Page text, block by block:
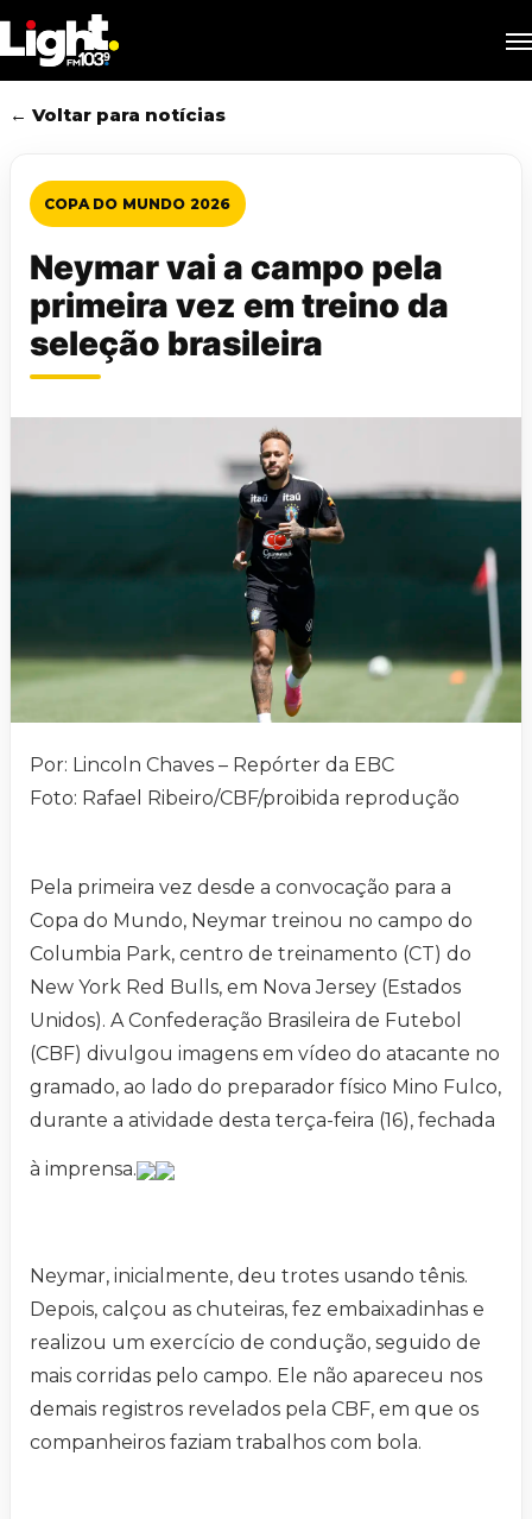
to
main
content
← Voltar para notícias
COPA DO MUNDO 2026
Neymar vai a campo pela
primeira vez em treino da
seleção brasileira
Por: Lincoln Chaves – Repórter da EBC
Foto: Rafael Ribeiro/CBF/proibida reprodução
Pela primeira vez desde a convocação para a
Copa do Mundo, Neymar treinou no campo do
Columbia Park, centro de treinamento (CT) do
New York Red Bulls, em Nova Jersey (Estados
Unidos). A Confederação Brasileira de Futebol
(CBF) divulgou imagens em vídeo do atacante no
gramado, ao lado do preparador físico Mino Fulco,
durante a atividade desta terça-feira (16), fechada
à imprensa.
Neymar, inicialmente, deu trotes usando tênis.
Depois, calçou as chuteiras, fez embaixadinhas e
realizou um exercício de condução, seguido de
mais corridas pelo campo. Ele não apareceu nos
demais registros revelados pela CBF, em que os
companheiros faziam trabalhos com bola.